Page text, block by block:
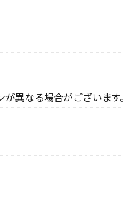
異なる場合がございます。